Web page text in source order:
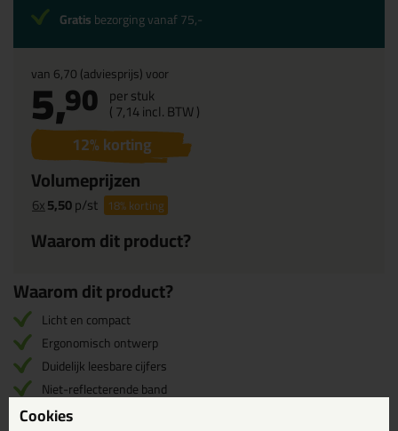
van6,70(adviesprijs) voor
5,90 per stuk
(7,14incl. BTW )
12% korting
Volumeprijzen
6x5,50p/st 18%korting
Waarom dit product?
Gratisbezorging vanaf 75,-
Waarom dit product?
Licht en compact
Ergonomisch ontwerp
Duidelijk leesbare cijfers
Niet-reflecterende band
Tylon beschermlaag
Cookies